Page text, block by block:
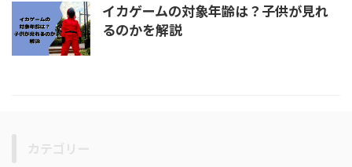
イカゲームの対象年齢は？子供が見れ
るのかを解説